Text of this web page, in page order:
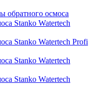
осмоса
Stanko Watertech
Stanko Watertech Profi
Stanko Watertech
Stanko Watertech